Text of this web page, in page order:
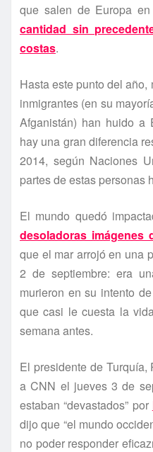
que salen de Europa
cantidad sin
costas.
Hasta este punto del
inmigrantes (en su
Afganistán) han huido a
hay una gran diferencia
2014, según Naciones
partes de estas personas
El mundo quedó
desoladoras
que el mar arrojó en una
2 de septiembre: era
murieron en su intento
que casi le cuesta la
semana antes.
El presidente de Turquí­a,
a CNN el jueves 3 de
estaban “devastados” por
dijo que “el mundo
no poder responder